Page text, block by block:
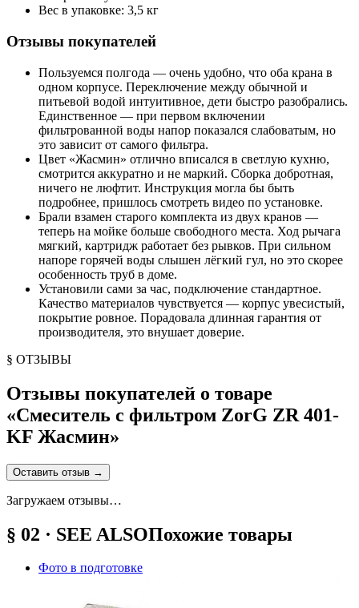
Вес в упаковке: 3,5 кг
Отзывы покупателей
Пользуемся полгода — очень удобно, что оба крана в
одном корпусе. Переключение между обычной и
питьевой водой интуитивное, дети быстро разобрались.
Единственное — при первом включении
фильтрованной воды напор показался слабоватым, но
это зависит от самого фильтра.
Цвет «Жасмин» отлично вписался в светлую кухню,
смотрится аккуратно и не маркий. Сборка добротная,
ничего не люфтит. Инструкция могла бы быть
подробнее, пришлось смотреть видео по установке.
Брали взамен старого комплекта из двух кранов —
теперь на мойке больше свободного места. Ход рычага
мягкий, картридж работает без рывков. При сильном
напоре горячей воды слышен лёгкий гул, но это скорее
особенность труб в доме.
Установили сами за час, подключение стандартное.
Качество материалов чувствуется — корпус увесистый,
покрытие ровное. Порадовала длинная гарантия от
производителя, это внушает доверие.
§ ОТЗЫВЫ
Отзывы покупателей о товаре
«Смеситель с фильтром ZorG ZR 401-
KF Жасмин»
Оставить отзыв →
Загружаем отзывы…
§ 02 · SEE ALSOПохожие товары
Фото в подготовке